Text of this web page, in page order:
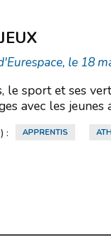
le 18
sport et ses
avec les
: APPRENTIS